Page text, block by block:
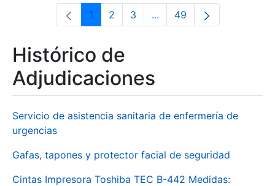
Página
1 Página
2 Página
3 ...Páginas intermedias Use
Página
49
Histórico de
Adjudicaciones
Servicio de asistencia sanitaria de enfermería de
urgencias
Gafas, tapones y protector facial de seguridad
Cintas Impresora Toshiba TEC B-442 Medidas: